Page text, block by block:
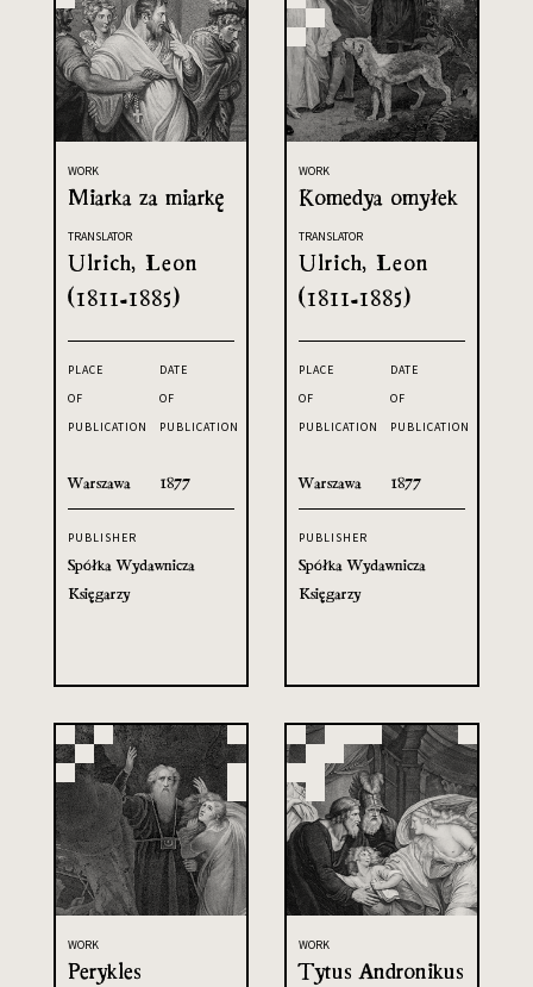
WORK
Miarka za miarkę
TRANSLATOR
Ulrich, Leon
(1811-1885)
PLACE
OF
PUBLICATION
Warszawa
DATE
OF
PUBLICATION
1877
PUBLISHER
Spółka Wydawnicza
Księgarzy
WORK
Komedya omyłek
TRANSLATOR
Ulrich, Leon
(1811-1885)
PLACE
OF
PUBLICATION
Warszawa
DATE
OF
PUBLICATION
1877
PUBLISHER
Spółka Wydawnicza
Księgarzy
WORK
Perykles
WORK
Tytus Andronikus